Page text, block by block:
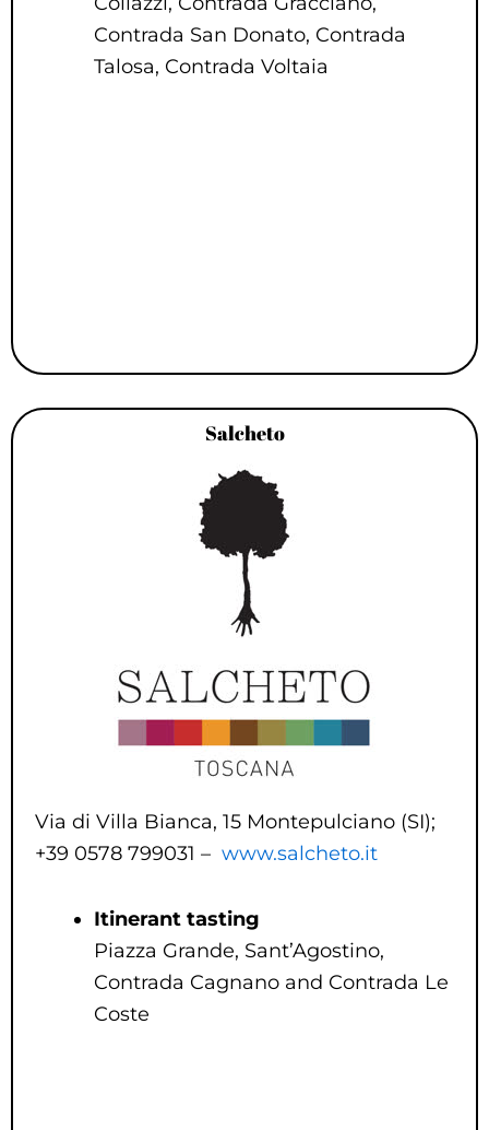
Contrada San Donato, Contrada
Talosa, Contrada Voltaia
Salcheto
Via di Villa Bianca, 15 Montepulciano (SI);
+39 0578 799031 – www.salcheto.it
Itinerant tasting
Piazza Grande, Sant’Agostino,
Contrada Cagnano and Contrada Le
Coste